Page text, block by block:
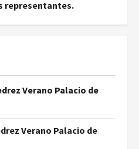
representantes.
Verano Palacio de
Verano Palacio de